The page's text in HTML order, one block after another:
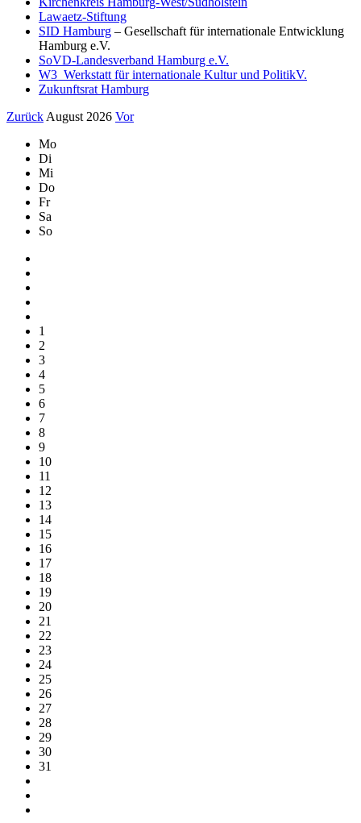
Lawaetz-Stiftung
SID Hamburg – Gesellschaft für internationale Entwicklung
Hamburg e.V.
SoVD-Landesverband Hamburg e.V.
W3_Werkstatt für internationale Kultur und PolitikV.
Zukunftsrat Hamburg
Zurück August 2026 Vor
Mo
Di
Mi
Do
Fr
Sa
So
1
2
3
4
5
6
7
8
9
10
11
12
13
14
15
16
17
18
19
20
21
22
23
24
25
26
27
28
29
30
31